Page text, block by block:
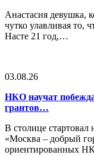
Анастасия девушка,
чутко улавливая то,
Насте 21 год,…
03.08.26
НКО научат
грантов…
В столице стартовал
«Москва – добрый
ориентированных